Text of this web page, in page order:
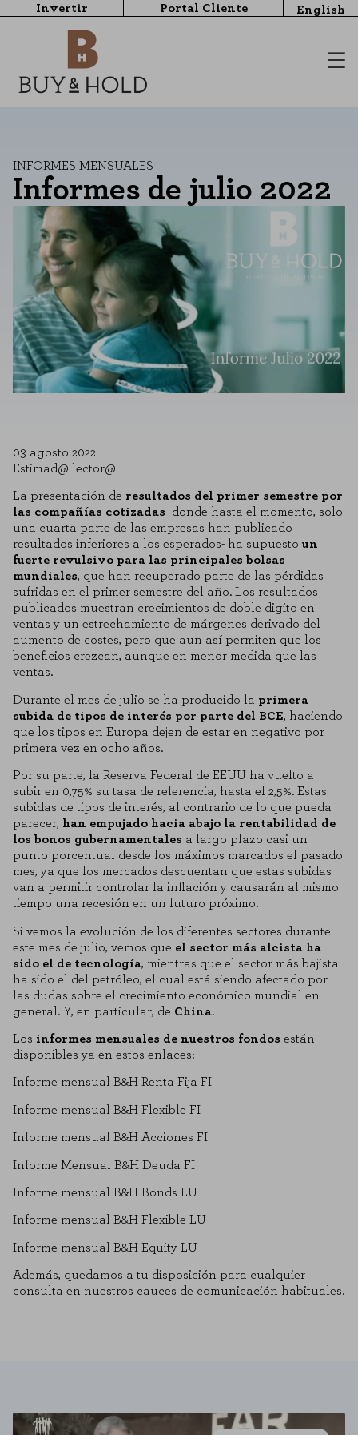
Invertir Portal Cliente English
INFORMES MENSUALES
Informes de julio 2022
03 agosto 2022
Estimad@ lector@
La presentación de resultados del primer semestre por
las compañías cotizadas -donde hasta el momento, solo
una cuarta parte de las empresas han publicado
resultados inferiores a los esperados- ha supuesto un
fuerte revulsivo para las principales bolsas
mundiales, que han recuperado parte de las pérdidas
sufridas en el primer semestre del año. Los resultados
publicados muestran crecimientos de doble digito en
ventas y un estrechamiento de márgenes derivado del
aumento de costes, pero que aun así permiten que los
beneficios crezcan, aunque en menor medida que las
ventas.
Durante el mes de julio se ha producido la primera
subida de tipos de interés por parte del BCE, haciendo
que los tipos en Europa dejen de estar en negativo por
primera vez en ocho años.
Por su parte, la Reserva Federal de EEUU ha vuelto a
subir en 0,75% su tasa de referencia, hasta el 2,5%. Estas
subidas de tipos de interés, al contrario de lo que pueda
parecer, han empujado hacia abajo la rentabilidad de
los bonos gubernamentales a largo plazo casi un
punto porcentual desde los máximos marcados el pasado
mes, ya que los mercados descuentan que estas subidas
van a permitir controlar la inflación y causarán al mismo
tiempo una recesión en un futuro próximo.
Si vemos la evolución de los diferentes sectores durante
este mes de julio, vemos que el sector más alcista ha
sido el de tecnología, mientras que el sector más bajista
ha sido el del petróleo, el cual está siendo afectado por
las dudas sobre el crecimiento económico mundial en
general. Y, en particular, de China.
Los informes mensuales de nuestros fondos están
disponibles ya en estos enlaces:
Informe mensual B&H Renta Fija FI
Informe mensual B&H Flexible FI
Informe mensual B&H Acciones FI
Informe Mensual B&H Deuda FI
Informe mensual B&H Bonds LU
Informe mensual B&H Flexible LU
Informe mensual B&H Equity LU
Además, quedamos a tu disposición para cualquier
consulta en nuestros cauces de comunicación habituales.